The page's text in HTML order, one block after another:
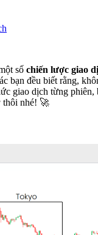
số chiến lược giao
bạn đều biết rằng,
giao dịch từng phiên,
thôi nhé! 🚀